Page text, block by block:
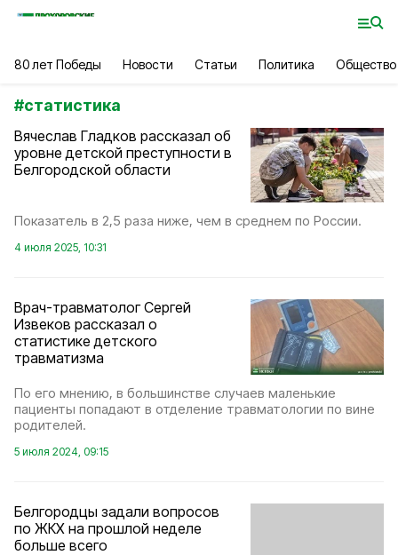
80 лет Победы Новости Статьи Политика Общество
#статистика
Вячеслав Гладков рассказал об
уровне детской преступности в
Белгородской области
Показатель в 2,5 раза ниже, чем в среднем по России.
4 июля 2025, 10:31
Врач-травматолог Сергей
Извеков рассказал о
статистике детского
травматизма
По его мнению, в большинстве случаев маленькие
пациенты попадают в отделение травматологии по вине
родителей.
5 июля 2024, 09:15
Белгородцы задали вопросов
по ЖКХ на прошлой неделе
больше всего